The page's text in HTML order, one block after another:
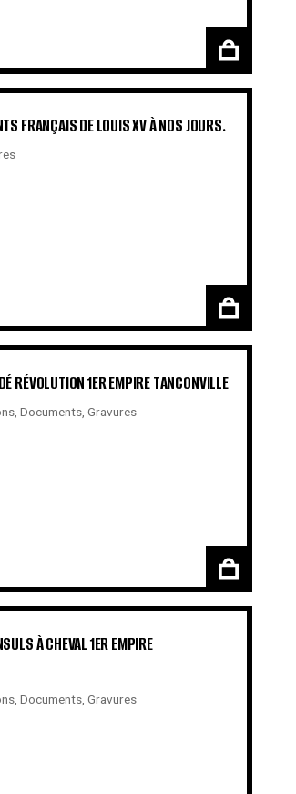
FRANÇAIS DE LOUIS XV À NOS JOURS.
RÉVOLUTION 1ER EMPIRE TANCONVILLE
, Documents, Gravures
À CHEVAL 1ER EMPIRE
, Documents, Gravures